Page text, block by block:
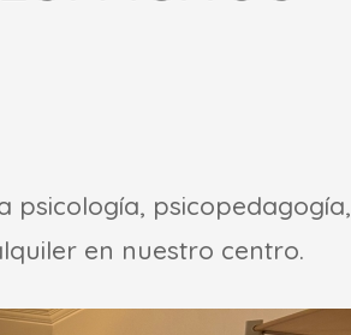
psicología, psicopedagogía,
en nuestro centro.